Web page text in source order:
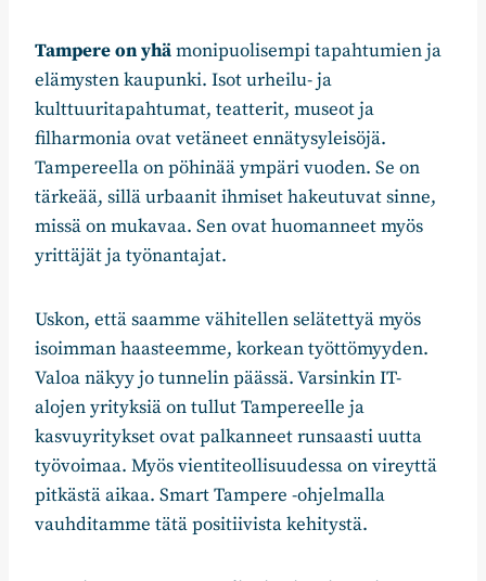
Tampere on yhämonipuolisempi tapahtumien ja
elämysten kaupunki. Isot urheilu- ja
kulttuuritapahtumat, teatterit, museot ja
filharmonia ovat vetäneet ennätysyleisöjä.
Tampereella on pöhinää ympäri vuoden. Se on
tärkeää, sillä urbaanit ihmiset hakeutuvat sinne,
missä on mukavaa. Sen ovat huomanneet myös
yrittäjät ja työnantajat.
Uskon, että saamme vähitellen selätettyä myös
isoimman haasteemme, korkean työttömyyden.
Valoa näkyy jo tunnelin päässä. Varsinkin IT-
alojen yrityksiä on tullut Tampereelle ja
kasvuyritykset ovat palkanneet runsaasti uutta
työvoimaa. Myös vientiteollisuudessa on vireyttä
pitkästä aikaa. Smart Tampere -ohjelmalla
vauhditamme tätä positiivista kehitystä.